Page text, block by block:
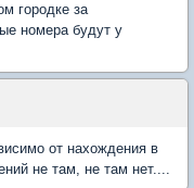
городке за
номера будут у
от нахождения в
не там, не там нет....